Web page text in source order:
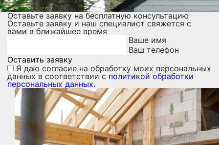
Оставьте заявку на бесплатную консультацию
Оставьте заявку и наш специалист свяжется с
вами в ближайшее время
Ваше имя
Ваш телефон
Оставить заявку
Я даю согласие на обработку моих персональных
данных в соответствии с политикой обработки
персональных данных.